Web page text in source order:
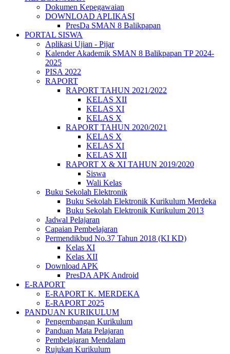
Dokumen Kepegawaian
DOWNLOAD APLIKASI
PresDa SMAN 8 Balikpapan
PORTAL SISWA
Aplikasi Ujian - Pijar
Kalender Akademik SMAN 8 Balikpapan TP 2024-
2025
PISA 2022
RAPORT
RAPORT TAHUN 2021/2022
KELAS XII
KELAS XI
KELAS X
RAPORT TAHUN 2020/2021
KELAS X
KELAS XI
KELAS XII
RAPORT X & XI TAHUN 2019/2020
Siswa
Wali Kelas
Buku Sekolah Elektronik
Buku Sekolah Elektronik Kurikulum Merdeka
Buku Sekolah Elektronik Kurikulum 2013
Jadwal Pelajaran
Capaian Pembelajaran
Permendikbud No.37 Tahun 2018 (KI KD)
Kelas XI
Kelas XII
Download APK
PresDA APK Android
E-RAPORT
E-RAPORT K. MERDEKA
E-RAPORT 2025
PANDUAN KURIKULUM
Pengembangan Kurikulum
Panduan Mata Pelajaran
Pembelajaran Mendalam
Rujukan Kurikulum